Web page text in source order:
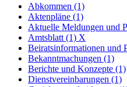
Abkommen (1)
Aktenpläne (1)
Aktuelle Meldungen und
Amtsblatt (1) X
Beiratsinformationen und
Bekanntmachungen (1)
Berichte und Konzepte (1)
Dienstvereinbarungen (1)